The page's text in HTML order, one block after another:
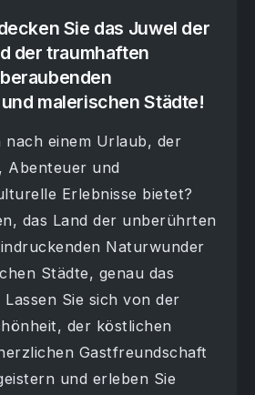
Sie das Juwel der
der traumhaften
malerischen Städte!
nach einem Urlaub, der
Abenteuer und
Erlebnisse bietet?
das Land der unberührten
Naturwunder
Städte, genau das
Sie sich von der
der köstlichen
Gastfreundschaft
und erleben Sie